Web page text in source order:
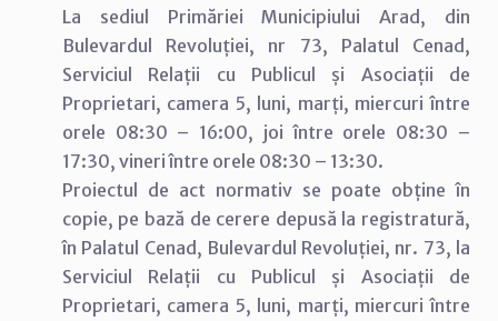
La sediul Primăriei Municipiului Arad, din
Bulevardul Revoluției, nr 73, Palatul Cenad,
Serviciul Relații cu Publicul și Asociații de
Proprietari, camera 5, luni, marți, miercuri între
orele 08:30 – 16:00, joi între orele 08:30 –
17:30, vineri între orele 08:30 – 13:30.
Proiectul de act normativ se poate obține în
copie, pe bază de cerere depusă la registratură,
în Palatul Cenad, Bulevardul Revoluției, nr. 73, la
Serviciul Relații cu Publicul și Asociații de
Proprietari, camera 5, luni, marți, miercuri între